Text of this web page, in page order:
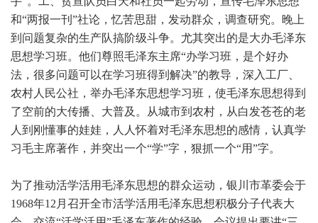
和“两报一刊”社论，忆苦思甜，发动群众，调查研究。晚上
到问题复杂的生产队搞阶级斗争。尤其突出的是大办毛泽东
思想学习班。他们尊照毛泽东主席“办学习班，是个好办
法，很多问题可以在学习班得到解决”的教导，深入工厂、
农村人民公社，举办毛泽东思想学习班，使毛泽东思想得到
了空前的大传播、大普及。从城市到农村，从白发苍苍的老
人到刚懂事的娃娃，人人怀着对毛泽东思想的感情，认真学
习毛主席著作，并突出一个“学”字，狠抓一个“用”字。
为了推动活学活用毛泽东思想的群众运动，银川市革委会于
1968年12月召开全市活学活用毛泽东思想积极分子代表大